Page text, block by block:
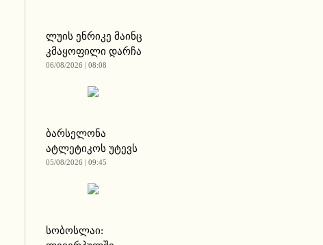
ლუის ენრიკე მაინც
კმაყოფილი დარჩა
06/08/2026 | 08:08
ბარსელონა
ატლეტიკოს უტევს
05/08/2026 | 09:45
სობოსლაი: